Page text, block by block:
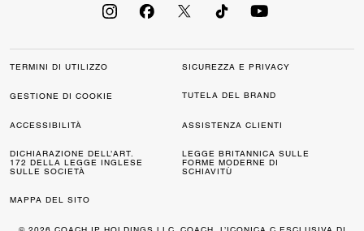
TERMINI DI UTILIZZO SICUREZZA E PRIVACY
GESTIONE DI COOKIE TUTELA DEL BRAND
ACCESSIBILITÀ ASSISTENZA CLIENTI
DICHIARAZIONE DELL’ART.
172 DELLA LEGGE INGLESE
SULLE SOCIETÀ
LEGGE BRITANNICA SULLE
FORME MODERNE DI
SCHIAVITÙ
MAPPA DEL SITO